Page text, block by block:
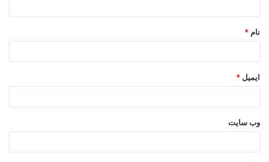
*
نام *
ایمیل *
وب‌ سایت